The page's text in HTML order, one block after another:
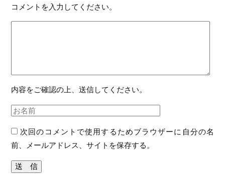
コメントを入力してください。
内容をご確認の上、送信してください。
次回のコメントで使用するためブラウザーに自分の名
前、メールアドレス、サイトを保存する。